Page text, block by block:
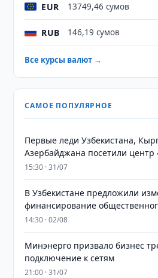
EUR 13749,46 сумов
RUB 146,19 сумов
Все курсы валют →
САМОЕ ПОПУЛЯРНОЕ
Первые леди Узбекистана,
Азербайджана посетили центр
15:30 · 31/07
В Узбекистане предложили
финансирование
14:30 · 02/08
Минэнерго призвало бизнес
подключение к сетям
21:00 · 31/07